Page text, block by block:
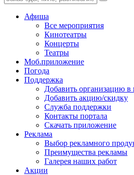
Афиша
Все мероприятия
Кинотеатры
Концерты
Театры
Моб.приложение
Погода
Поддержка
Добавить организацию в
Добавить акцию/скидку
Служба поддержки
Контакты портала
Скачать приложение
Реклама
Выбор рекламного
Преимущества рекламы
Галерея наших работ
Акции